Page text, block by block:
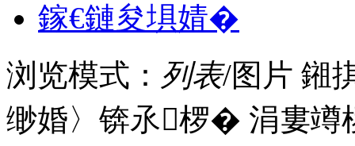
鎵€鏈夋埧婧�
浏览模式： 列表/图片 鎺
缈婚〉锛氶椤� 涓婁